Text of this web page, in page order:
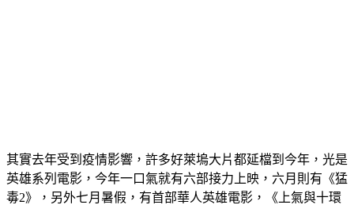
其實去年受到疫情影響，許多好萊塢大片都延檔到今年，光是
英雄系列電影，今年一口氣就有六部接力上映，六月則有《猛